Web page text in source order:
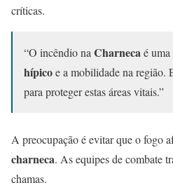
críticas.
“O incêndio naCharnecaé
hípicoe a mobilidade na região.
para proteger estas áreas vitais.”
A preocupação é evitar que o fogo
charneca. As equipes de combate
chamas.